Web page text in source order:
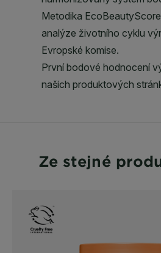
Ze stejné